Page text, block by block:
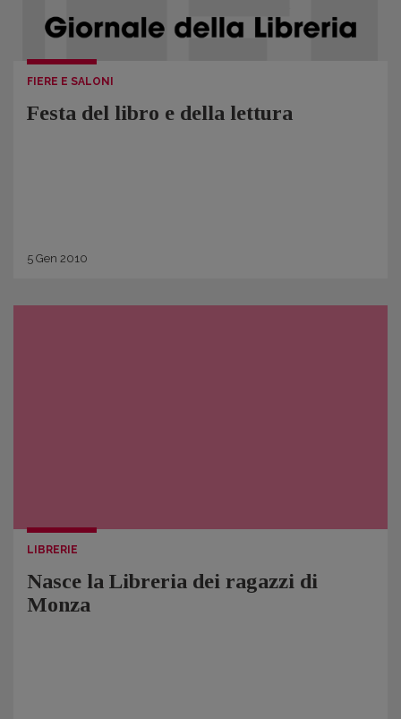
FIERE E SALONI
Festa del libro e della lettura
5 Gen 2010
LIBRERIE
Nasce la Libreria dei ragazzi di
Monza